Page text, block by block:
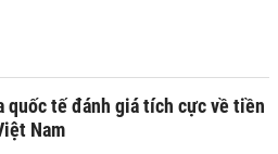
quốc tế đánh giá tích cực về tiền
Nam